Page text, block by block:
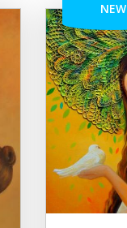
NEW